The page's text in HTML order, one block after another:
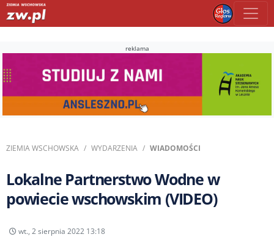
reklama
ZIEMIA WSCHOWSKA WYDARZENIA WIADOMOŚCI
Lokalne Partnerstwo Wodne w
powiecie wschowskim (VIDEO)
wt., 2 sierpnia 2022 13:18